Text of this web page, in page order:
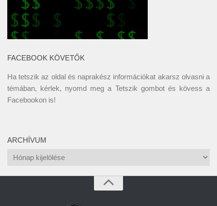
FACEBOOK KÖVETŐK
Ha tetszik az oldal és naprakész információkat akarsz olvasni a
témában, kérlek, nyomd meg a Tetszik gombot és kövess a
Facebookon is!
ARCHÍVUM
Archívum